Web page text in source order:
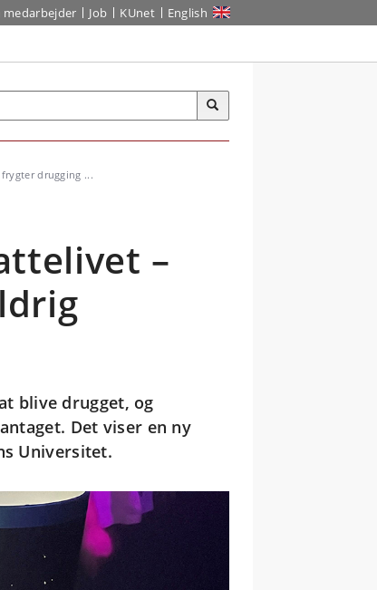
medarbejder Job KUnet English
frygter drugging ...
–
blive drugget, og
Det viser en ny
Universitet.